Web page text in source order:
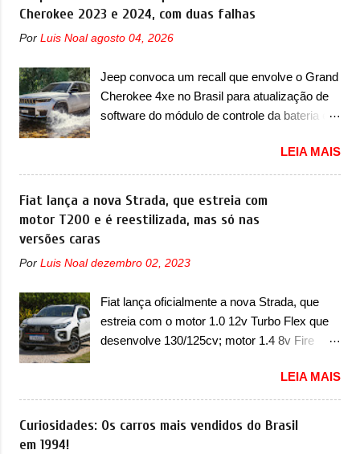
estreia de um novo modelo compacto à sua
marca revelou as primeiras imagens teaser
versão mais esportiva, o A05s. Previsto para
ser lançado ainda neste ano na China, o
compacto elétrico colocará a Leapmotor para
de compactos, como BYD Dolphin e Geely
EX2. Visualmente, o A05 conta com um
design já visto por outros modelos da marca,
em especial do SUV compacto A10.
nasce com um design que está bastante
faróis com um desenho mais retangular, com
um pequeno prolongamento para as laterais.
Os faróis cont...
Cherokee 2023 e 2024, com duas falhas
Por Luis Noal agosto 04, 2026
Jeep convoca um recall que envolve o Grand
Cherokee 4xe no Brasil para atualização de
software do módulo de controle da bateria e
Jeep convocou no dia 10 de outubro de 2025
um chamado que envolve os proprietários do
Grand Cherokee 4xe, em sua versão única
Limited, com unidades de ano/modelo 2023 e
concessionária mais próxima para a solução
uma atualização do software do módulo de
controle da bateria (AHCP e HCP). Para
alguns veículos envolvidos, também, será
substituição do motor do ventilador HVAC
(aquecimento, ventilação e ar-condicionado).
A marca também confirmou que “foi
LEIA MAIS
Fiat lança a nova Strada, que estreia com
motor T200 e é reestilizada, mas só nas
versões caras
Por Luis Noal dezembro 02, 2023
Fiat lança oficialmente a nova Strada, que
estreia com o motor 1.0 12v Turbo Flex que
desenvolve 130/125cv; motor 1.4 8v Fire
oficialmente a nova Strada, que aparece com
mudanças visuais e com uma nova opção de
motor. Depois da picape compacta receber o
LEIA MAIS
Curiosidades: Os carros mais vendidos do Brasil
em 1994!